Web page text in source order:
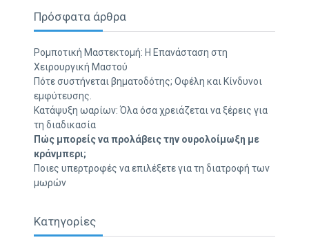
Πρόσφατα άρθρα
Ρομποτική Μαστεκτομή: Η Επανάσταση στη
Χειρουργική Μαστού
Πότε συστήνεται βηματοδότης; Οφέλη και Κίνδυνοι
εμφύτευσης.
Κατάψυξη ωαρίων: Όλα όσα χρειάζεται να ξέρεις για
τη διαδικασία
Πώς μπορείς να προλάβεις την ουρολοίμωξη με
κράνμπερι;
Ποιες υπερτροφές να επιλέξετε για τη διατροφή των
μωρών
Κατηγορίες